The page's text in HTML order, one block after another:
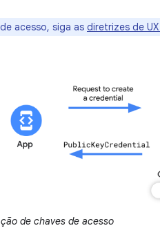
acesso, siga as diretrizes de
de chaves de acesso